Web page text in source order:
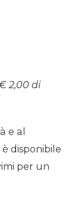
2,00 di
e al
disponibile
per un